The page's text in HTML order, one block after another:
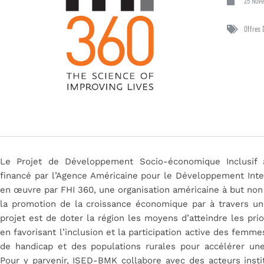
Offres
Le Projet de Développement Socio-économique
financé par l’Agence Américaine pour le Développement
en œuvre par FHI 360, une organisation américaine à but
la promotion de la croissance économique par à travers
projet est de doter la région les moyens d’atteindre les
en favorisant l’inclusion et la participation active des
de handicap et des populations rurales pour accélérer
Pour y parvenir, ISED-BMK collabore avec des acteurs